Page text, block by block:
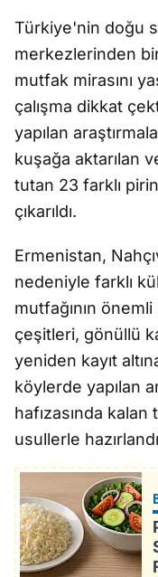
Türkiye'nin doğu
merkezlerinden
mutfak mirasını
çalışma dikkat
yapılan
kuşağa aktarılan
tutan 23 farklı
çıkarıldı.
Ermenistan,
nedeniyle farklı
mutfağının
çeşitleri, gönüllü
yeniden kayıt
köylerde yapılan
hafızasında
usullerle